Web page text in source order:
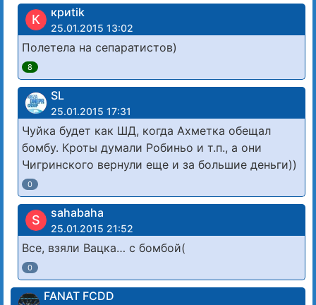
К криtik
25.01.2015 13:02
Полетела на сепаратистов)
8
SL
25.01.2015 17:31
Чуйка будет как ШД, когда Ахметка обещал
бомбу. Кроты думали Робиньо и т.п., а они
Чигринского вернули еще и за большие деньги))
0
S sahabaha
25.01.2015 21:52
Все, взяли Вацка… с бомбой(
0
FANAT FCDD